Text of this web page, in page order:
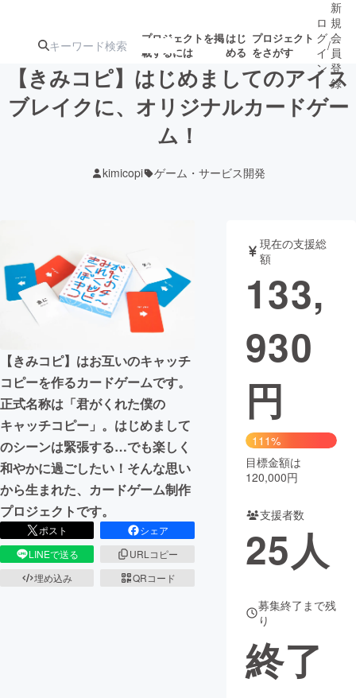
プロジェクトを掲
載するには
はじ
める
プロジェクト
をさがす
注目の新着プロ
テクノロジー・ガジェット
映像・映画 書籍・雑誌
チャレンジ
まちづくり・地域活性化
CAMPFIRE for Social Good
CAMPFIRE Creation
CAMPFIREふるさと納税 machi-ya コミュニティ
ロ
グ
イ
ン
/
新
規
会
員
登
録
【きみコピ】はじめましてのアイス
ブレイクに、オリジナルカードゲー
ム！
kimicopi ゲーム・サービス開発
【きみコピ】はお互いのキャッチ
コピーを作るカードゲームです。
正式名称は「君がくれた僕の
キャッチコピー」。はじめまして
のシーンは緊張する…でも楽しく
和やかに過ごしたい！そんな思い
から生まれた、カードゲーム制作
プロジェクトです。
ポスト
シェア
LINEで送る
URLコピー
埋め込み
QRコード
現在の支援総
額
133,
930
円
111%
目標金額は
120,000円
支援者数
25人
募集終了まで残
り
終了